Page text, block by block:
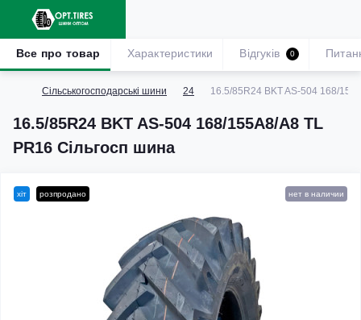
Сільськогосподарські шини 24 16.5/85R24 BKT AS-504 168/
16.5/85R24 BKT AS-504 168/155A8/A8 TL
PR16 Сільгосп шина
Все про товар Характеристики Відгуків 0
хіт розпродано нет в наличии